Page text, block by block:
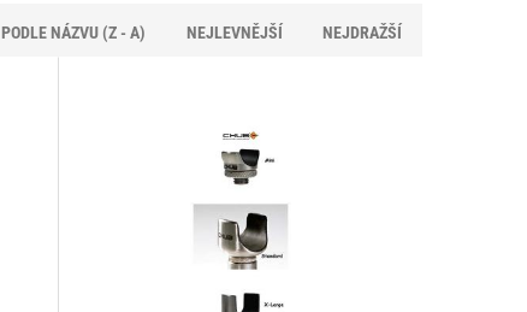
PODLE NÁZVU (Z - A) NEJLEVNĚJŠÍ NEJDRAŽŠÍ